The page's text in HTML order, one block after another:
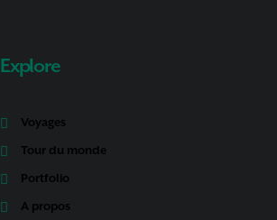
Explore
Voyages
Tour du monde
Portfolio
A propos